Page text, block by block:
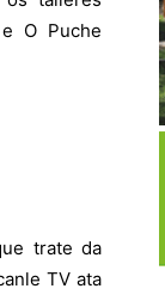
O Puche
trate da
TV ata